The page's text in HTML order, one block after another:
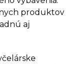
produktov
aj